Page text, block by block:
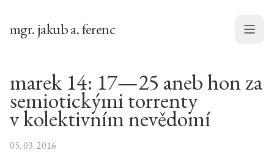
mgr. jakub a. ferenc Menu
marek 14: 17—25 aneb hon za
semiotickými torrenty
v kolektivním nevědomí
05. 03. 2016